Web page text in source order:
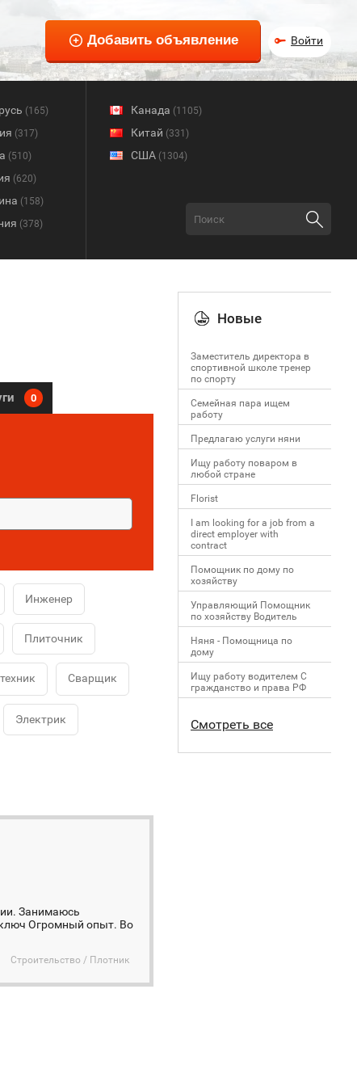
Войти
(165)
(317)
(510)
(620)
(158)
(378)
Канада (1105)
Китай (331)
США (1304)
0
Инженер
Плиточник
Сварщик
Электрик
Занимаюсь
ключ Огромный опыт. Во
Строительство / Плотник
Новые
Заместитель директора в
спортивной школе тренер
по спорту
Семейная пара ищем
работу
Предлагаю услуги няни
Ищу работу поваром в
любой стране
Florist
I am looking for a job from a
direct employer with
contract
Помощник по дому по
хозяйству
Управляющий Помощник
по хозяйству Водитель
Няня - Помощница по
дому
Ищу работу водителем С
гражданство и права РФ
Смотреть все